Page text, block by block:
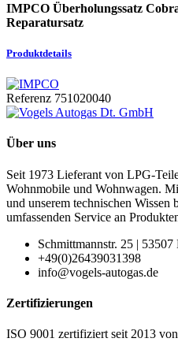
IMPCO Überholungssatz
Reparatursatz
Produktdetails
Referenz 751020040
Über uns
Seit 1973 Lieferant von LPG-
Wohnmobile und Wohnwagen.
und unserem technischen
umfassenden Service an
Schmittmannstr. 25 |
+49(0)26439031398
info@vogels-autogas.de
Zertifizierungen
ISO 9001 zertifiziert seit 2013